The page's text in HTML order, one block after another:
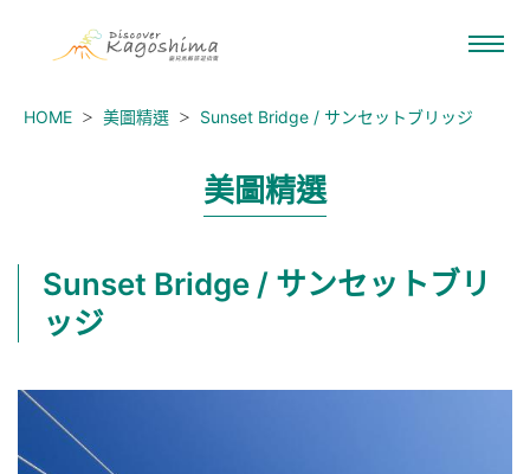
HOME 美圖精選 Sunset Bridge / サンセットブリッジ
美圖精選
Sunset Bridge / サンセットブリ
ッジ